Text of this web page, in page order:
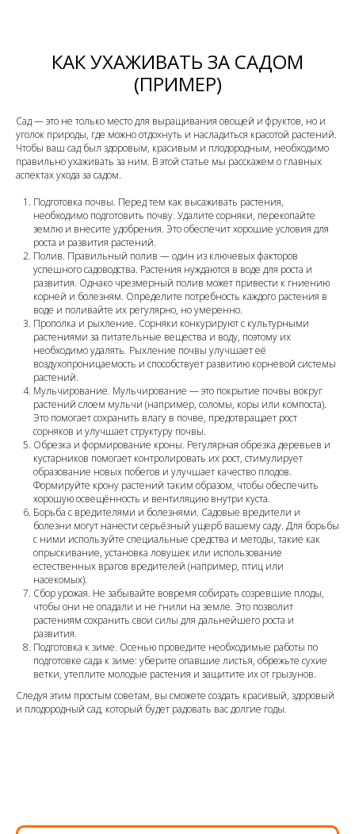
КАК УХАЖИВАТЬ ЗА САДОМ
(ПРИМЕР)
Сад — это не только место для выращивания овощей и фруктов, но и
уголок природы, где можно отдохнуть и насладиться красотой растений.
Чтобы ваш сад был здоровым, красивым и плодородным, необходимо
правильно ухаживать за ним. В этой статье мы расскажем о главных
аспектах ухода за садом.
Подготовка почвы. Перед тем как высаживать растения,
необходимо подготовить почву. Удалите сорняки, перекопайте
землю и внесите удобрения. Это обеспечит хорошие условия для
роста и развития растений.
Полив. Правильный полив — один из ключевых факторов
успешного садоводства. Растения нуждаются в воде для роста и
развития. Однако чрезмерный полив может привести к гниению
корней и болезням. Определите потребность каждого растения в
воде и поливайте их регулярно, но умеренно.
Прополка и рыхление. Сорняки конкурируют с культурными
растениями за питательные вещества и воду, поэтому их
необходимо удалять. Рыхление почвы улучшает её
воздухопроницаемость и способствует развитию корневой системы
растений.
Мульчирование. Мульчирование — это покрытие почвы вокруг
растений слоем мульчи (например, соломы, коры или компоста).
Это помогает сохранить влагу в почве, предотвращает рост
сорняков и улучшает структуру почвы.
Обрезка и формирование кроны. Регулярная обрезка деревьев и
кустарников помогает контролировать их рост, стимулирует
образование новых побегов и улучшает качество плодов.
Формируйте крону растений таким образом, чтобы обеспечить
хорошую освещённость и вентиляцию внутри куста.
Борьба с вредителями и болезнями. Садовые вредители и
болезни могут нанести серьёзный ущерб вашему саду. Для борьбы
с ними используйте специальные средства и методы, такие как
опрыскивание, установка ловушек или использование
естественных врагов вредителей (например, птиц или
насекомых).
Сбор урожая. Не забывайте вовремя собирать созревшие плоды,
чтобы они не опадали и не гнили на земле. Это позволит
растениям сохранить свои силы для дальнейшего роста и
развития.
Подготовка к зиме. Осенью проведите необходимые работы по
подготовке сада к зиме: уберите опавшие листья, обрежьте сухие
ветки, утеплите молодые растения и защитите их от грызунов.
Следуя этим простым советам, вы сможете создать красивый, здоровый
и плодородный сад, который будет радовать вас долгие годы.